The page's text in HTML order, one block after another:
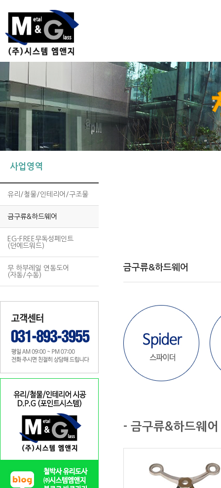
사업영역
유리/철물/인테리어/구조물
금구류&하드웨어
EG-FREE무독성페인트
(던에드워드)
무 하부레일 연동도어
(자동/수동)
금구류&하드웨어
- 금구류&하드웨